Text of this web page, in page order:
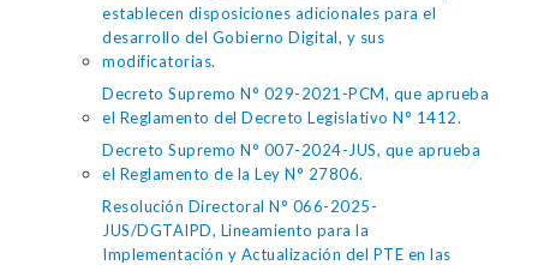
establecen disposiciones adicionales para el
desarrollo del Gobierno Digital, y sus
modificatorias.
Decreto Supremo N° 029-2021-PCM, que aprueba
el Reglamento del Decreto Legislativo N° 1412.
Decreto Supremo N° 007-2024-JUS, que aprueba
el Reglamento de la Ley N° 27806.
Resolución Directoral N° 066-2025-
JUS/DGTAIPD, Lineamiento para la
Implementación y Actualización del PTE en las